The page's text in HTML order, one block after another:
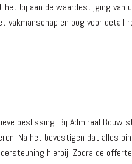
het bij aan de waardestijging
vakmanschap en oog voor
beslissing. Bij Admiraal
Na het bevestigen dat alles
hierbij. Zodra de